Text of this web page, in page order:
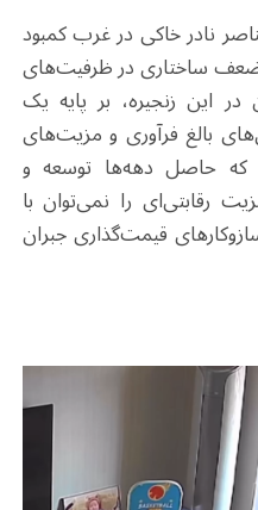
نادر خاکی در غرب کمبود
ساختاری در ظرفیت‌های
این زنجیره، بر پایه یک
بالغ فرآوری و مزیت‌های
که حاصل دهه‌ها توسعه و
رقابتی‌ای را نمی‌توان با
قیمت‌گذاری جبران